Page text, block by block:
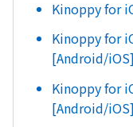
Kinoppy for
Kinoppy for
[Android/iOS]
Kinoppy for
[Android/iOS]